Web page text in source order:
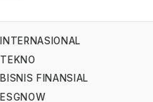
INTERNASIONAL
TEKNO
BISNIS FINANSIAL
ESGNOW